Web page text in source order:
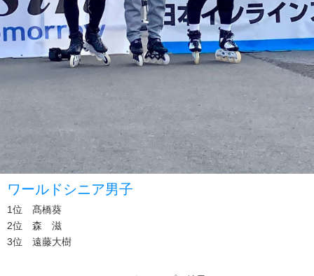
ワールドシニア男子
1位 髙橋葵
2位 森 滋
3位 遠藤大樹